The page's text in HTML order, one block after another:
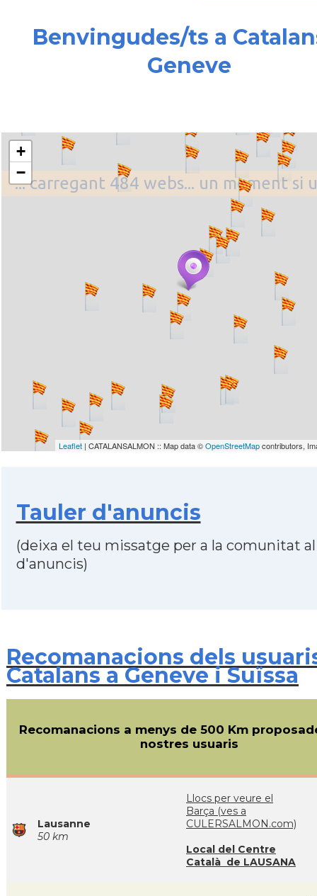
Benvingudes/ts a
Geneve
... carregant 484 webs... un moment si
+
−
Leaflet | CATALANSALMON :: Map data ©OpenStreetMapcontributors,
Tauler d'anuncis
(deixa el teu missatge per a la comunitat
d'anuncis)
Recomanacions dels
Catalans a Geneve i Suïssa
Recomanacions a menys de 500 Km
nostres usuaris
Lausanne
50 km
Llocs per veure el
Barça (ves a
CULERSALMON.com)
Local del Centre
Català de LAUSANA